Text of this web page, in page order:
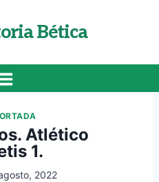
Bética
Atlético
1.
2022